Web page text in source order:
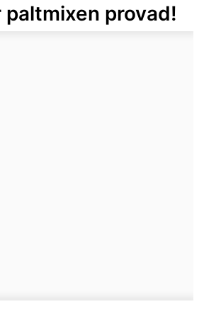
provad!